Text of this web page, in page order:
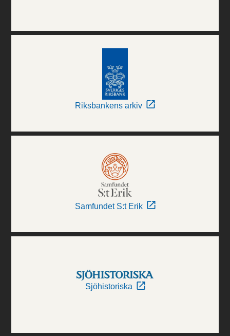
Riksbankens arkiv
Samfundet S:t Erik
Sjöhistoriska